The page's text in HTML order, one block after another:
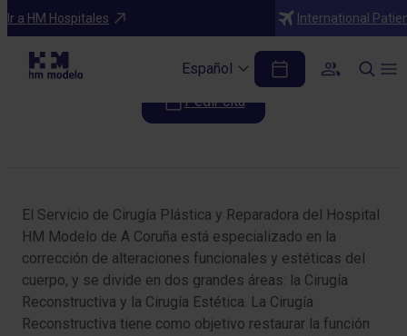
Ir a HM Hospitales International
Español
Especialidades
Cirugía Plástica y Reparadora
Pedir cita
El Servicio de Cirugía Plástica y Reparadora del Hospital
HM Modelo de A Coruña está especializado en la
corrección de alteraciones funcionales y estéticas del
cuerpo, y se divide en dos grandes áreas: la Cirugía
Reconstructiva y la Cirugía Estética. La Cirugía
Reconstructiva tiene como objetivo restaurar la función